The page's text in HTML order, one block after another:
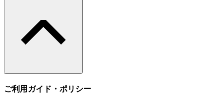
ご利用ガイド・ポリシー